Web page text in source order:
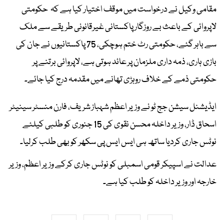
مقامی وکیل نے درخواست میں موقف اختیار کیا ہے کہ حکومتی
لاپروائی کے باعث بے روزگار پاکستانی غیرقانونی طریقے سے ملک
سے باہر گئے، حکومتی رٹ ختم ہوچکی، 75 پاکستانیوں نے جان کی
بازی ہاری، ذمہ داری ملزمان پر عائد ہوتی ہے، لاپروائی برتنے پر
حکومتی ذمے کے خلاف روہڑی تھانے میں مقدمہ درج کیا جائے۔
ایڈیشنل سیشن جج ٹو نے وزیر اعظم شہباز شریف، فارن منسٹر سینیٹر
اسحاق ڈار، وزیر داخلہ محسن نقوی کی 15 جنوری کو طلبی کیلئے
نوٹس جاری کردیا ساتھ ہی ایس ایس پی سکھر کو بھی طلب کرلیا۔
عدالت نے اسپیکر قومی اسمبلی کو نوٹس جاری کرکے وزیر اعظم، وزیر
خارجہ اور وزیر داخلہ کو طلب کیا ہے۔